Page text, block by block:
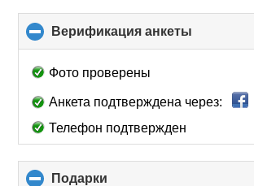
Верификация анкеты
to
Фото проверены
Анкета подтверждена через:
Телефон подтвержден
Подарки